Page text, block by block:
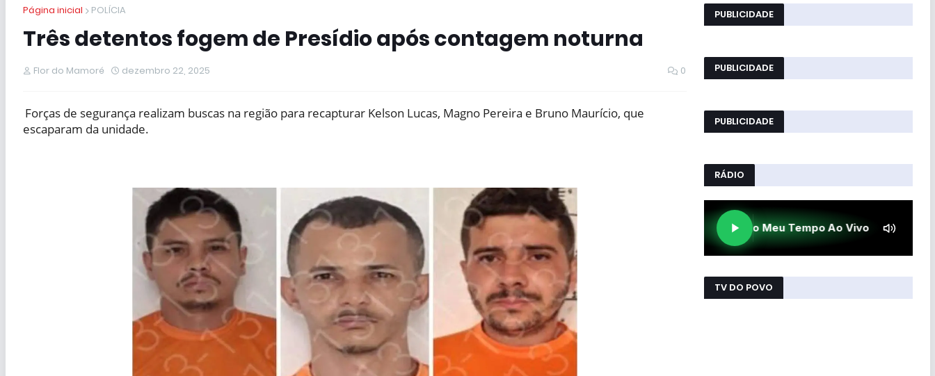
Página inicial POLÍCIA
Três detentos fogem de Presídio após contagem noturna
Flor do Mamoré dezembro 22, 2025 0
Forças de segurança realizam buscas na região para recapturar Kelson Lucas, Magno Pereira e Bruno Maurício, que
escaparam da unidade.
PUBLICIDADE
PUBLICIDADE
PUBLICIDADE
RÁDIO
TV DO POVO